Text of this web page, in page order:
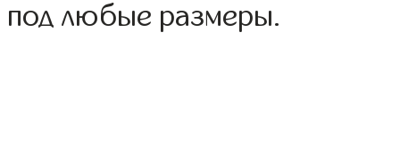
под любые размеры.